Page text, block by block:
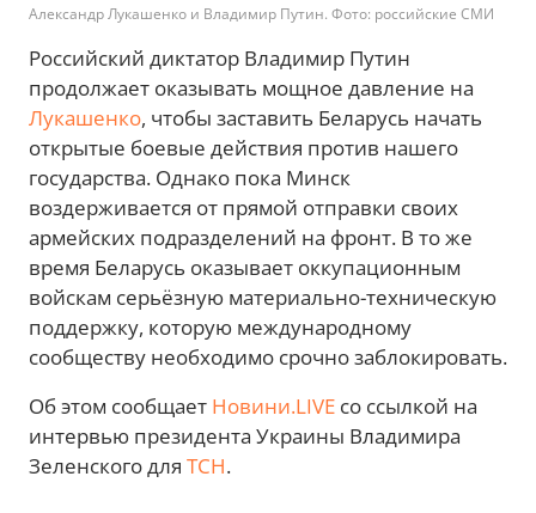
Александр Лукашенко и Владимир Путин. Фото: российские СМИ
Российский диктатор Владимир Путин
продолжает оказывать мощное давление на
Лукашенко, чтобы заставить Беларусь начать
открытые боевые действия против нашего
государства. Однако пока Минск
воздерживается от прямой отправки своих
армейских подразделений на фронт. В то же
время Беларусь оказывает оккупационным
войскам серьёзную материально-техническую
поддержку, которую международному
сообществу необходимо срочно заблокировать.
Об этом сообщает Новини.LIVE со ссылкой на
интервью президента Украины Владимира
Зеленского для ТСН.